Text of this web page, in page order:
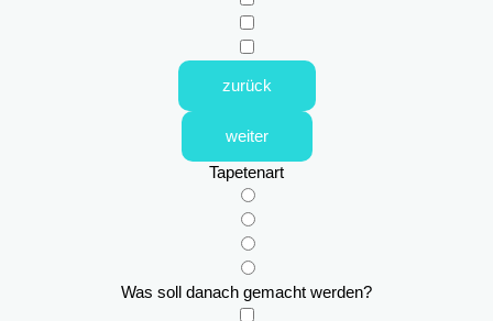
zurück
weiter
Tapetenart
Was soll danach gemacht werden?